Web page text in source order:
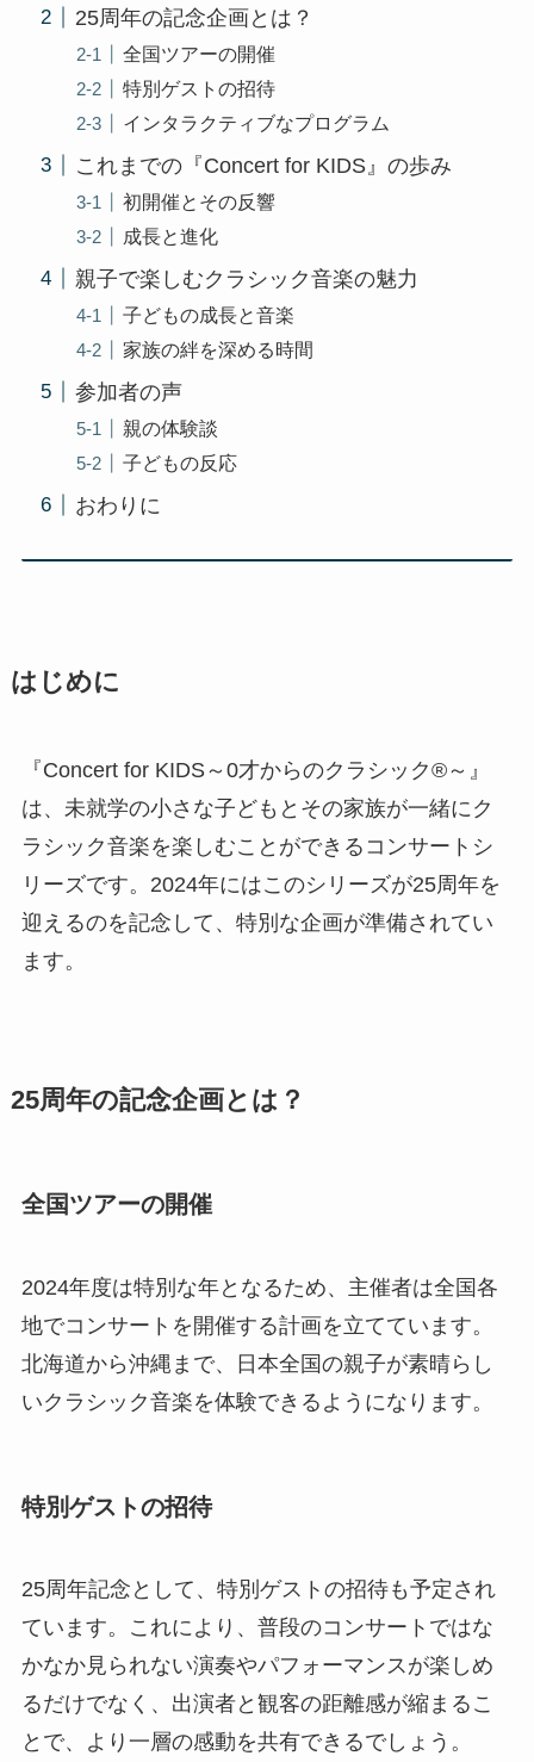
25周年の記念企画とは？
全国ツアーの開催
特別ゲストの招待
インタラクティブなプログラム
これまでの『Concert for KIDS』の歩み
初開催とその反響
成長と進化
親子で楽しむクラシック音楽の魅力
子どもの成長と音楽
家族の絆を深める時間
参加者の声
親の体験談
子どもの反応
おわりに
はじめに
『Concert for KIDS～0才からのクラシック®～』
は、未就学の小さな子どもとその家族が一緒にク
ラシック音楽を楽しむことができるコンサートシ
リーズです。2024年にはこのシリーズが25周年を
迎えるのを記念して、特別な企画が準備されてい
ます。
25周年の記念企画とは？
全国ツアーの開催
2024年度は特別な年となるため、主催者は全国各
地でコンサートを開催する計画を立てています。
北海道から沖縄まで、日本全国の親子が素晴らし
いクラシック音楽を体験できるようになります。
特別ゲストの招待
25周年記念として、特別ゲストの招待も予定され
ています。これにより、普段のコンサートではな
かなか見られない演奏やパフォーマンスが楽しめ
るだけでなく、出演者と観客の距離感が縮まるこ
とで、より一層の感動を共有できるでしょう。